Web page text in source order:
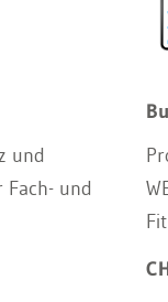
und
und